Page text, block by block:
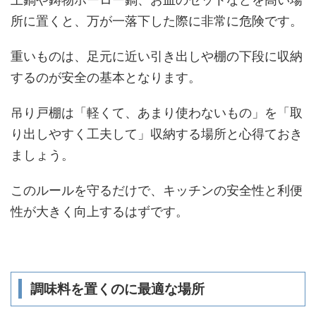
所に置くと、万が一落下した際に非常に危険です。
重いものは、足元に近い引き出しや棚の下段に収納
するのが安全の基本となります。
吊り戸棚は「軽くて、あまり使わないもの」を「取
り出しやすく工夫して」収納する場所と心得ておき
ましょう。
このルールを守るだけで、キッチンの安全性と利便
性が大きく向上するはずです。
調味料を置くのに最適な場所